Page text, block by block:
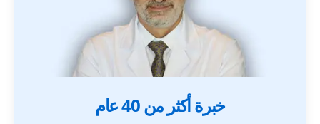
خبرة أكثر من 40 عام